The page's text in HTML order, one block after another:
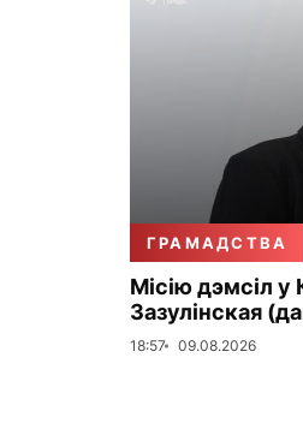
ГРАМАДСТВА
Місію дэмсіл у
Зазулінская
18:57 09.08.2026